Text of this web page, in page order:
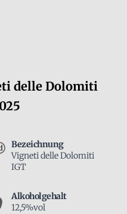
delle Dolomiti
Bezeichnung
Vigneti delle Dolomiti
IGT
Alkoholgehalt
12,5%vol